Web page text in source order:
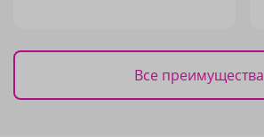
Все преимущества